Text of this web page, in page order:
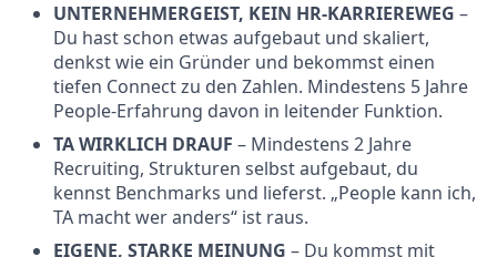
UNTERNEHMERGEIST, KEIN HR-KARRIEREWEG –
Du hast schon etwas aufgebaut und skaliert,
denkst wie ein Gründer und bekommst einen
tiefen Connect zu den Zahlen. Mindestens 5 Jahre
People-Erfahrung davon in leitender Funktion.
TA WIRKLICH DRAUF – Mindestens 2 Jahre
Recruiting, Strukturen selbst aufgebaut, du
kennst Benchmarks und lieferst. „People kann ich,
TA macht wer anders“ ist raus.
EIGENE, STARKE MEINUNG – Du kommst mit